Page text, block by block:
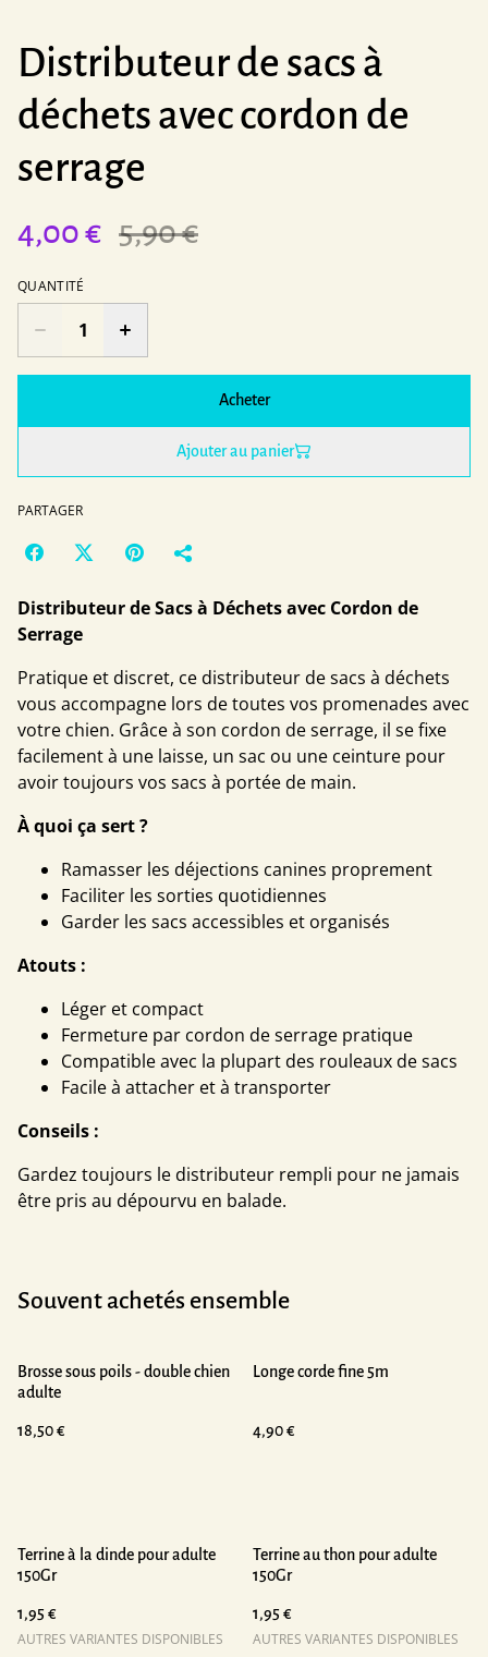
Distributeur de sacs à
déchets avec cordon de
serrage
4,00 € 5,90 €
QUANTITÉ
Acheter
Ajouter au panier
PARTAGER
Distributeur de Sacs à Déchets avec Cordon de
Serrage
Pratique et discret, ce distributeur de sacs à déchets
vous accompagne lors de toutes vos promenades avec
votre chien. Grâce à son cordon de serrage, il se fixe
facilement à une laisse, un sac ou une ceinture pour
avoir toujours vos sacs à portée de main.
À quoi ça sert ?
Ramasser les déjections canines proprement
Faciliter les sorties quotidiennes
Garder les sacs accessibles et organisés
Atouts :
Léger et compact
Fermeture par cordon de serrage pratique
Compatible avec la plupart des rouleaux de sacs
Facile à attacher et à transporter
Conseils :
Gardez toujours le distributeur rempli pour ne jamais
être pris au dépourvu en balade.
Souvent achetés ensemble
Brosse sous poils - double chien
adulte
18,50 €
Longe corde fine 5m
4,90 €
Terrine à la dinde pour adulte
150Gr
1,95 €
AUTRES VARIANTES DISPONIBLES
Terrine au thon pour adulte
150Gr
1,95 €
AUTRES VARIANTES DISPONIBLES